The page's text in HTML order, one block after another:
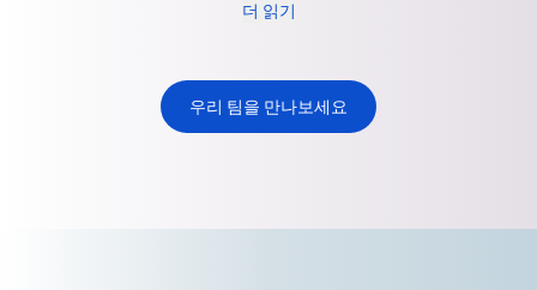
더 읽기
우리 팀을 만나보세요